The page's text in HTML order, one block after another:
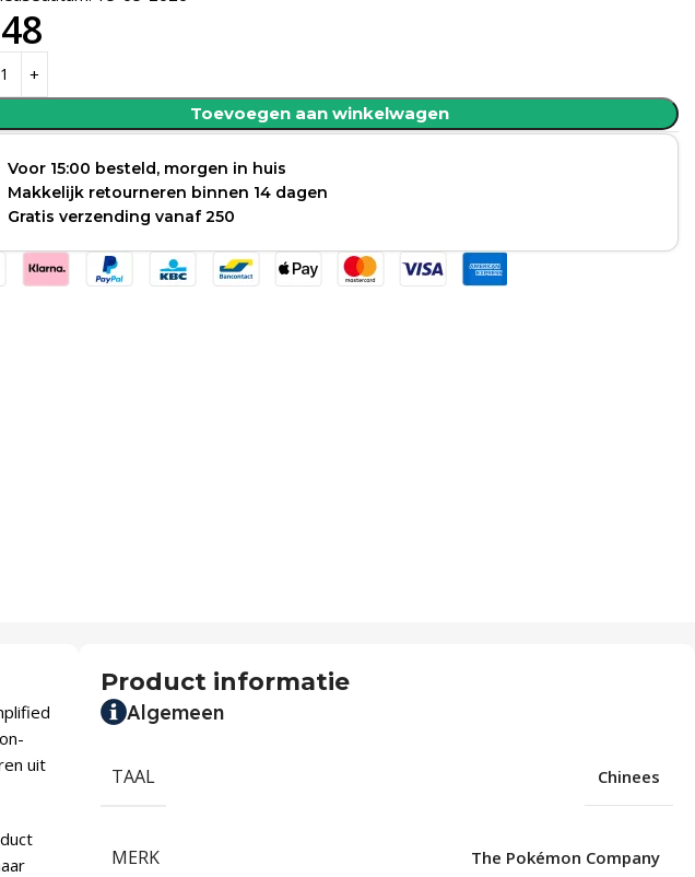
Toevoegen aan winkelwagen
Voor 15:00 besteld, morgen in huis
Makkelijk retourneren binnen 14 dagen
Gratis verzending vanaf 250
uit
Product informatie
Algemeen
TAAL Chinees
MERK The Pokémon Company